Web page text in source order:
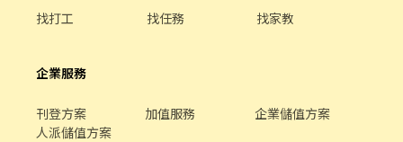
找打工 找任務 找家教
企業服務
刊登方案 加值服務
企業儲值方案
人派儲值方案